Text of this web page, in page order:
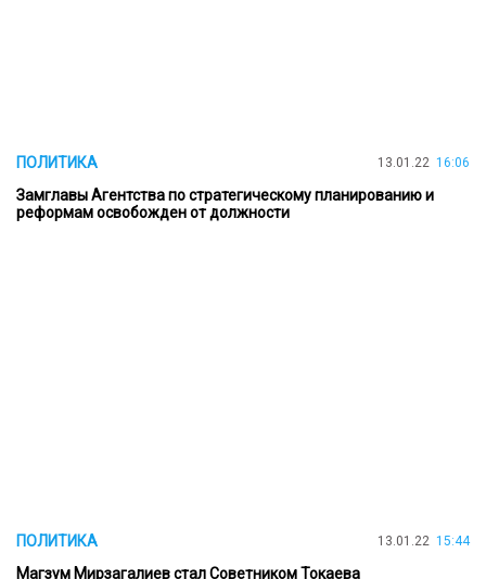
ПОЛИТИКА 13.01.22 16:06
Замглавы Агентства по стратегическому планированию и
реформам освобожден от должности
ПОЛИТИКА 13.01.22 15:44
Магзум Мирзагалиев стал Советником Токаева